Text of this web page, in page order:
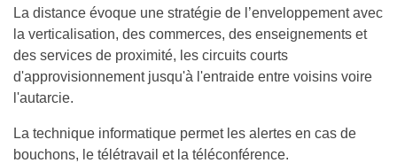
La distance évoque une stratégie de l’enveloppement avec
la verticalisation, des commerces, des enseignements et
des services de proximité, les circuits courts
d'approvisionnement jusqu'à l'entraide entre voisins voire
l'autarcie.
La technique informatique permet les alertes en cas de
bouchons, le télétravail et la téléconférence.